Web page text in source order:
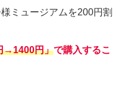
ミュージアムを200円割
→1400円」で購入するこ